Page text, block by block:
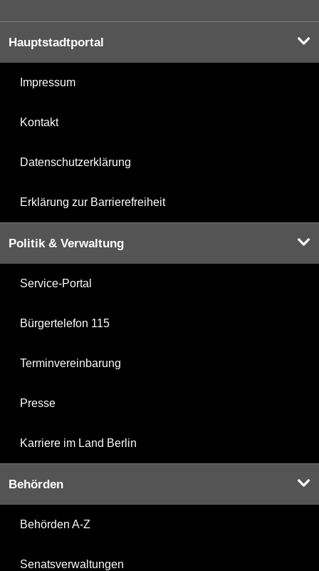
Hauptstadtportal
Impressum
Kontakt
Datenschutzerklärung
Erklärung zur Barrierefreiheit
Politik & Verwaltung
Service-Portal
Bürgertelefon 115
Terminvereinbarung
Presse
Karriere im Land Berlin
Behörden
Behörden A-Z
Senatsverwaltungen